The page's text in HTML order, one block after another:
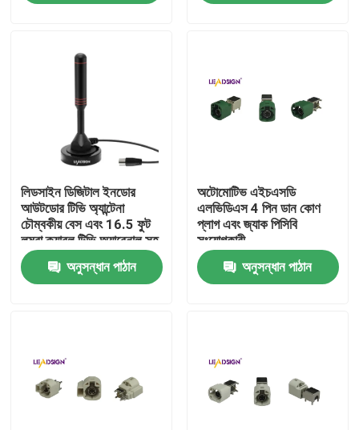
কারখানা ভ্রমণ
মান নিয়ন্ত্রণ
যোগাযোগ করুন
FAKRA HSD সংযোগকারী
লিডসাইন ডিজিটাল ইনডোর
আউটডোর টিভি অ্যান্টেনা
চৌম্বকীয় বেস এবং 16.5 ফুট
লম্বা ক্যাবল টিভি অ্যারেনাল সহ
50 মাইল রেঞ্জের জন্য
অনুসন্ধান পাঠান
অটোমোটিভ এইচএসডি
এলভিডিএস 4 পিন ডান কোণ
প্লাগ এবং জ্যাক পিসিবি
সংযোগকারী
অনুসন্ধান পাঠান